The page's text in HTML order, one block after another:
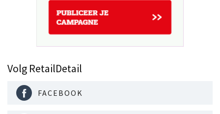
Volg RetailDetail
FACEBOOK